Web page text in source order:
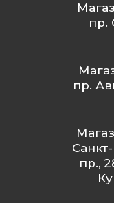
пр.
пр.
пр.,